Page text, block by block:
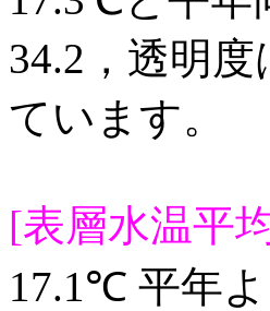
34.2，透明
ています。
[表層水温平
17.1℃ 平年